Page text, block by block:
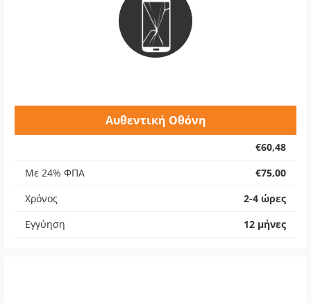
Αυθεντική Οθόνη
€60,48
Με 24% ΦΠΑ
€75,00
Χρόνος
2-4 ώρες
Εγγύηση
12 μήνες